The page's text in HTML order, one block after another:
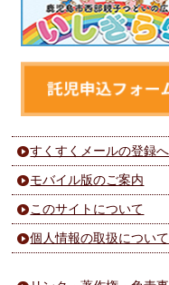
すくすくメールの登録へ
モバイル版のご案内
このサイトについて
個人情報の取扱について